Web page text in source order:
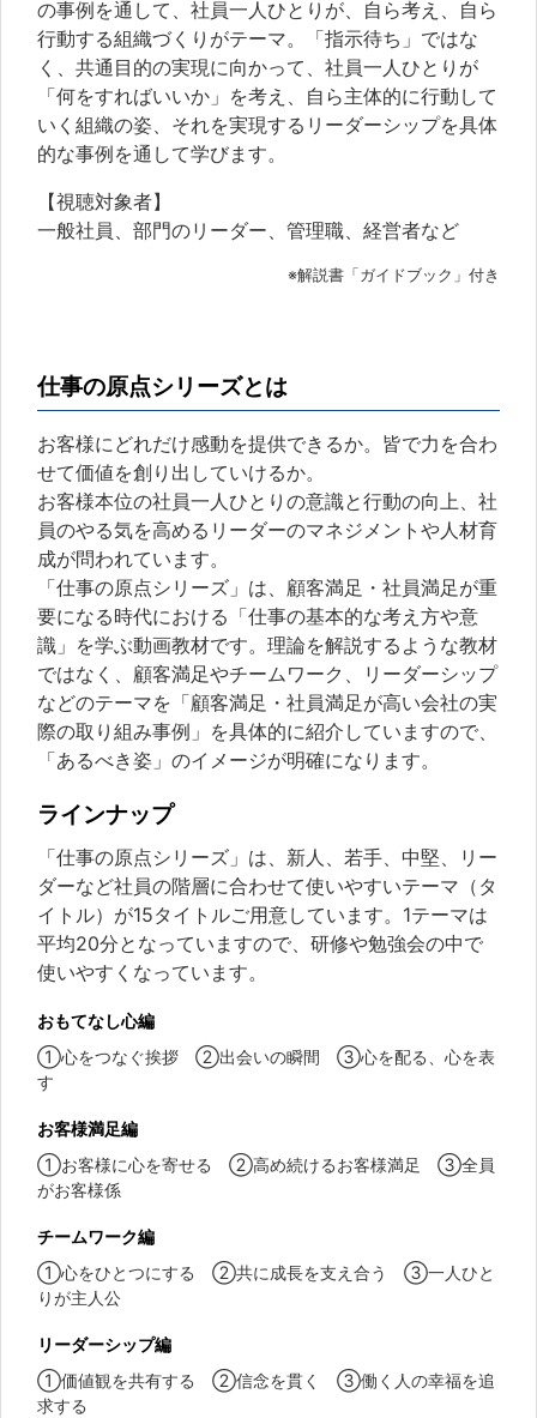
の事例を通して、社員一人ひとりが、自ら考え、自ら
行動する組織づくりがテーマ。「指示待ち」ではな
く、共通目的の実現に向かって、社員一人ひとりが
「何をすればいいか」を考え、自ら主体的に行動して
いく組織の姿、それを実現するリーダーシップを具体
的な事例を通して学びます。
【視聴対象者】
一般社員、部門のリーダー、管理職、経営者など
※解説書「ガイドブック」付き
仕事の原点シリーズとは
お客様にどれだけ感動を提供できるか。皆で力を合わ
せて価値を創り出していけるか。
お客様本位の社員一人ひとりの意識と行動の向上、社
員のやる気を高めるリーダーのマネジメントや人材育
成が問われています。
「仕事の原点シリーズ」は、顧客満足・社員満足が重
要になる時代における「仕事の基本的な考え方や意
識」を学ぶ動画教材です。理論を解説するような教材
ではなく、顧客満足やチームワーク、リーダーシップ
などのテーマを「顧客満足・社員満足が高い会社の実
際の取り組み事例」を具体的に紹介していますので、
「あるべき姿」のイメージが明確になります。
ラインナップ
「仕事の原点シリーズ」は、新人、若手、中堅、リー
ダーなど社員の階層に合わせて使いやすいテーマ（タ
イトル）が15タイトルご用意しています。1テーマは
平均20分となっていますので、研修や勉強会の中で
使いやすくなっています。
おもてなし心編
①心をつなぐ挨拶 ②出会いの瞬間 ③心を配る、心を表
す
お客様満足編
①お客様に心を寄せる ②高め続けるお客様満足 ③全員
がお客様係
チームワーク編
①心をひとつにする ②共に成長を支え合う ③一人ひと
りが主人公
リーダーシップ編
①価値観を共有する ②信念を貫く ③働く人の幸福を追
求する